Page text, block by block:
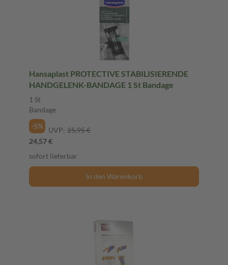
Hansaplast PROTECTIVE STABILISIERENDE
HANDGELENK-BANDAGE 1 St Bandage
1 St
Bandage
-5%
UVP: 25,95 €
24,57 €
sofort lieferbar
In den Warenkorb